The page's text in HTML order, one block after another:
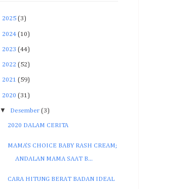
2025 (3)
2024 (10)
2023 (44)
2022 (52)
2021 (59)
2020 (31)
▼ Desember (3)
2020 DALAM CERITA
MAMA'S CHOICE BABY RASH CREAM;
ANDALAN MAMA SAAT B...
CARA HITUNG BERAT BADAN IDEAL